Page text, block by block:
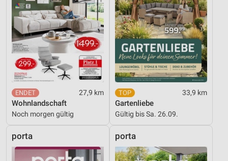
27,9 km
Wohnlandschaft
Noch morgen gültig
33,9 km
Gartenliebe
Gültig bis Sa. 26.09.
porta porta